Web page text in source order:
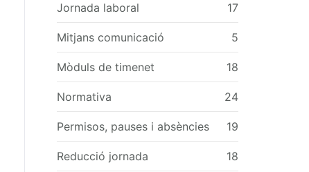
Jornada laboral 17
Mitjans comunicació 5
Mòduls de timenet 18
Normativa 24
Permisos, pauses i absències 19
Reducció jornada 18